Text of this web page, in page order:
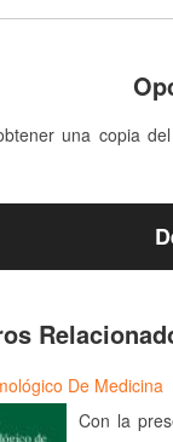
una copia
De Medicina
Con la